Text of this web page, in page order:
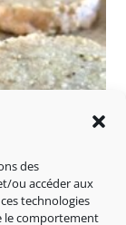
des
ou accéder aux
technologies
le comportement